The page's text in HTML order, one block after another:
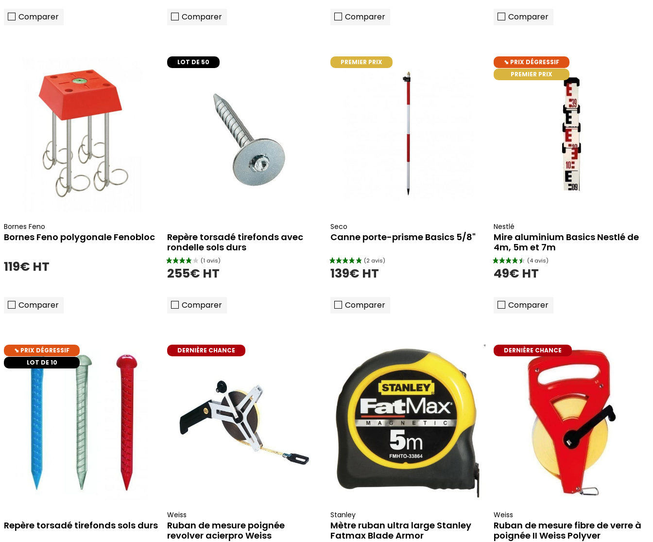
(2 avis)
Comparer Comparer Comparer Comparer
ajouter au panier
Bornes Feno
Bornes Feno polygonale Fenobloc
119€ HT
Comparer
ajouter au panier
LOT DE 50
Repère torsadé tirefonds avec
rondelle sols durs
255€ HT
Comparer
PREMIER PRIX
Seco
Canne porte-prisme Basics 5/8"
139€ HT
Comparer
ajouter au panier
⬊ PRIX DÉGRESSIF
PREMIER PRIX
Nestlé
Mire aluminium Basics Nestlé de
4m, 5m et 7m
49€ HT
Comparer
ajouter au panier
⬊ PRIX DÉGRESSIF
LOT DE 10
Repère torsadé tirefonds sols durs
ajouter au panier
DERNIÈRE CHANCE
Weiss
Ruban de mesure poignée
revolver acierpro Weiss
ajouter au panier
Stanley
Mètre ruban ultra large Stanley
Fatmax Blade Armor
ajouter au panier
DERNIÈRE CHANCE
Weiss
Ruban de mesure fibre de verre à
poignée II Weiss Polyver